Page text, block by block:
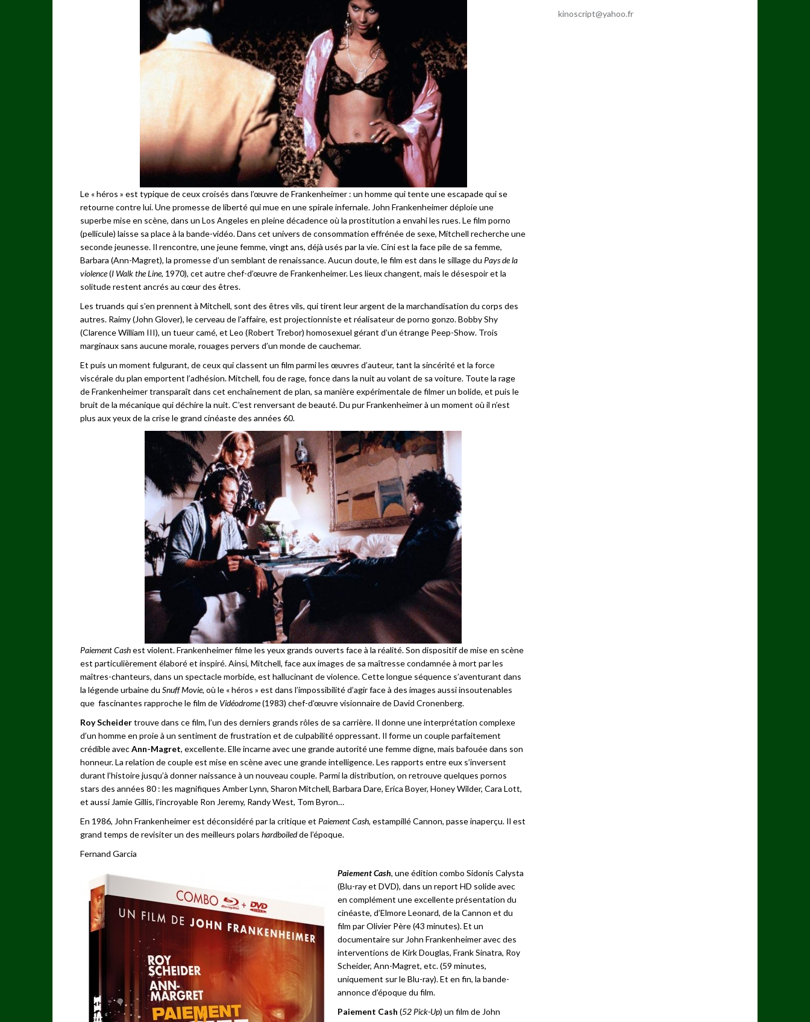
Le « héros » est typique de ceux croisés dans l’œuvre de Frankenheimer : un homme qui tente une escapade qui se
retourne contre lui. Une promesse de liberté qui mue en une spirale infernale. John Frankenheimer déploie une
superbe mise en scène, dans un Los Angeles en pleine décadence où la prostitution a envahi les rues. Le film porno
(pellicule) laisse sa place à la bande-vidéo. Dans cet univers de consommation effrénée de sexe, Mitchell recherche une
seconde jeunesse. Il rencontre, une jeune femme, vingt ans, déjà usés par la vie. Cini est la face pile de sa femme,
Barbara (Ann-Magret), la promesse d’un semblant de renaissance. Aucun doute, le film est dans le sillage du Pays de la
violence(I Walk the Line, 1970), cet autre chef-d’œuvre de Frankenheimer. Les lieux changent, mais le désespoir et la
solitude restent ancrés au cœur des êtres.
Les truands qui s’en prennent à Mitchell, sont des êtres vils, qui tirent leur argent de la marchandisation du corps des
autres. Raimy (John Glover), le cerveau de l’affaire, est projectionniste et réalisateur de porno gonzo. Bobby Shy
(Clarence William III), un tueur camé, et Leo (Robert Trebor) homosexuel gérant d’un étrange Peep-Show. Trois
marginaux sans aucune morale, rouages pervers d’un monde de cauchemar.
Et puis un moment fulgurant, de ceux qui classent un film parmi les œuvres d’auteur, tant la sincérité et la force
viscérale du plan emportent l’adhésion. Mitchell, fou de rage, fonce dans la nuit au volant de sa voiture. Toute la rage
de Frankenheimer transparaît dans cet enchaînement de plan, sa manière expérimentale de filmer un bolide, et puis le
bruit de la mécanique qui déchire la nuit. C’est renversant de beauté. Du pur Frankenheimer à un moment où il n’est
plus aux yeux de la crise le grand cinéaste des années 60.
Paiement Cashest violent. Frankenheimer filme les yeux grands ouverts face à la réalité. Son dispositif de mise en scène
est particulièrement élaboré et inspiré. Ainsi, Mitchell, face aux images de sa maîtresse condamnée à mort par les
maîtres-chanteurs, dans un spectacle morbide, est hallucinant de violence. Cette longue séquence s’aventurant dans
la légende urbaine du Snuff Movie, où le « héros » est dans l’impossibilité d’agir face à des images aussi insoutenables
que fascinantes rapproche le film de Vidéodrome(1983) chef-d’œuvre visionnaire de David Cronenberg.
Roy Scheidertrouve dans ce film, l’un des derniers grands rôles de sa carrière. Il donne une interprétation complexe
d’un homme en proie à un sentiment de frustration et de culpabilité oppressant. Il forme un couple parfaitement
crédible avecAnn-Magret, excellente. Elle incarne avec une grande autorité une femme digne, mais bafouée dans son
honneur. La relation de couple est mise en scène avec une grande intelligence. Les rapports entre eux s’inversent
durant l’histoire jusqu’à donner naissance à un nouveau couple. Parmi la distribution, on retrouve quelques pornos
stars des années 80 : les magnifiques Amber Lynn, Sharon Mitchell, Barbara Dare, Erica Boyer, Honey Wilder, Cara Lott,
et aussi Jamie Gillis, l’incroyable Ron Jeremy, Randy West, Tom Byron…
En 1986, John Frankenheimer est déconsidéré par la critique et Paiement Cash, estampillé Cannon, passe inaperçu. Il est
grand temps de revisiter un des meilleurs polars hardboiledde l’époque.
Fernand Garcia
Paiement Cash, une édition combo Sidonis Calysta
(Blu-ray et DVD), dans un report HD solide avec
en complément une excellente présentation du
cinéaste, d’Elmore Leonard, de la Cannon et du
film par Olivier Père (43 minutes). Et un
documentaire sur John Frankenheimer avec des
interventions de Kirk Douglas, Frank Sinatra, Roy
Scheider, Ann-Magret, etc. (59 minutes,
uniquement sur le Blu-ray). Et en fin, la bande-
annonce d’époque du film.
Paiement Cash (52 Pick-Up) un film de John
kinoscript@yahoo.fr